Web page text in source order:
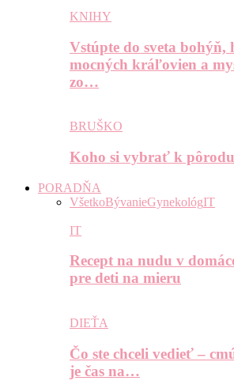
KNIHY
Vstúpte do sveta bohýň,
mocných kráľovien a
zo…
BRUŠKO
Koho si vybrať k pôrodu
PORADŇA
VšetkoBývanieGynekológIT
IT
Recept na nudu v
pre deti na mieru
DIEŤA
Čo ste chceli vedieť –
je čas na…